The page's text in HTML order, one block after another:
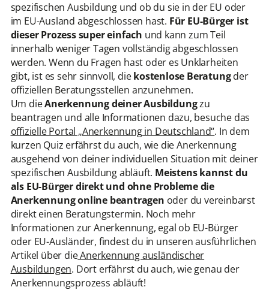
spezifischen Ausbildung und ob du sie in der EU oder
im EU-Ausland abgeschlossen hast. Für EU-Bürger ist
dieser Prozess super einfach und kann zum Teil
innerhalb weniger Tagen vollständig abgeschlossen
werden. Wenn du Fragen hast oder es Unklarheiten
gibt, ist es sehr sinnvoll, diekostenlose Beratungder
offiziellen Beratungsstellen anzunehmen.
Um dieAnerkennung deiner Ausbildungzu
beantragen und alle Informationen dazu, besuche das
offizielle Portal „Anerkennung in Deutschland“. In dem
kurzen Quiz erfährst du auch, wie die Anerkennung
ausgehend von deiner individuellen Situation mit deiner
spezifischen Ausbildung abläuft. Meistens kannst du
als EU-Bürger direkt und ohne Probleme die
Anerkennung online beantragen oder du vereinbarst
direkt einen Beratungstermin. Noch mehr
Informationen zur Anerkennung, egal ob EU-Bürger
oder EU-Ausländer, findest du in unseren ausführlichen
Artikel über dieAnerkennung ausländischer
Ausbildungen. Dort erfährst du auch, wie genau der
Anerkennungsprozess abläuft!